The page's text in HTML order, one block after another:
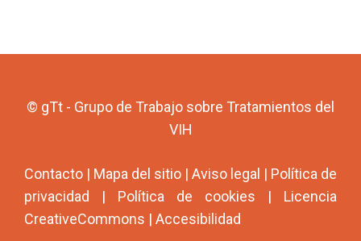
© gTt - Grupo de Trabajo sobre Tratamientos del
VIH
Contacto | Mapa del sitio | Aviso legal | Política de
privacidad | Política de cookies | Licencia
CreativeCommons | Accesibilidad